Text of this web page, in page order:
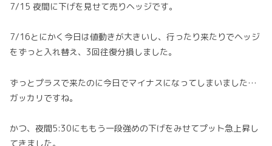
7/15 夜間に下げを見せて売りヘッジです。
7/16とにかく今日は値動きが大きいし、行ったり来たりでヘッジ
をずっと入れ替え、3回往復分損しました。
ずっとプラスで来たのに今日でマイナスになってしまいました…
ガッカリですね。
かつ、夜間5:30にももう一段強めの下げをみせてプット急上昇し
てきました。